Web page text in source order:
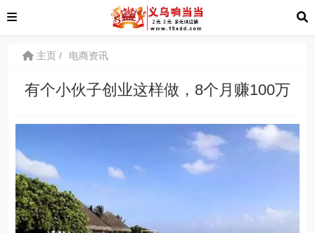
主页 电商资讯
有个小伙子创业这样做，8个月赚100万